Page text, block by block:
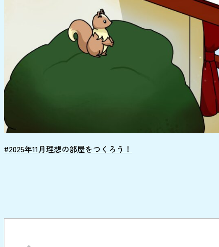
#2025年11月理想の部屋をつくろう！